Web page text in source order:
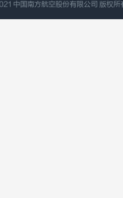
中国南方航空股份有限公司 版权所